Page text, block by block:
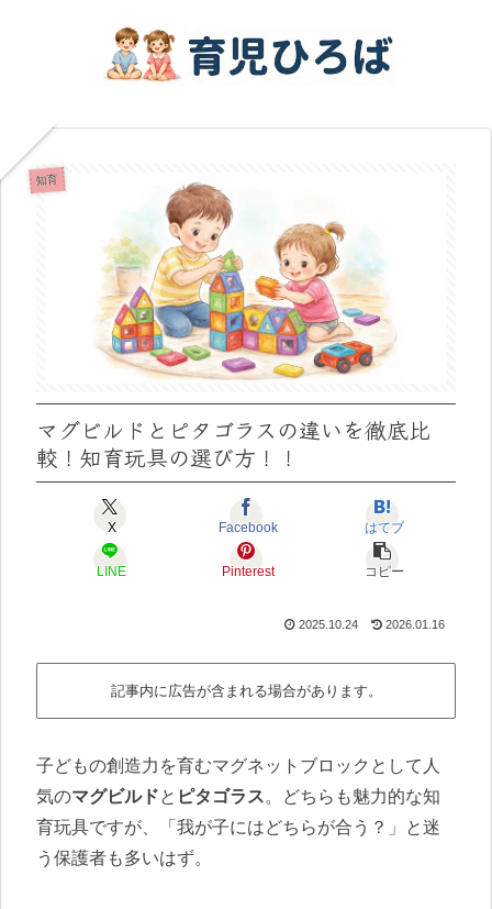
マグビルドとピタゴラスの違いを徹底比
較！知育玩具の選び方！！
知育
X Facebook はてブ
LINE Pinterest コピー
2025.10.24 2026.01.16
記事内に広告が含まれる場合があります。
子どもの創造力を育むマグネットブロックとして人
気のマグビルドと ピタゴラス。どちらも魅力的な知
育玩具ですが、「我が子にはどちらが合う？」と迷
う保護者も多いはず。